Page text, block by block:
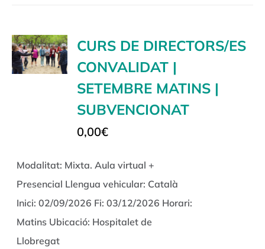
CURS DE DIRECTORS/ES
CONVALIDAT |
SETEMBRE MATINS |
SUBVENCIONAT
0,00€
Modalitat: Mixta. Aula virtual +
Presencial Llengua vehicular: Català
Inici: 02/09/2026 Fi: 03/12/2026 Horari:
Matins Ubicació: Hospitalet de
Llobregat